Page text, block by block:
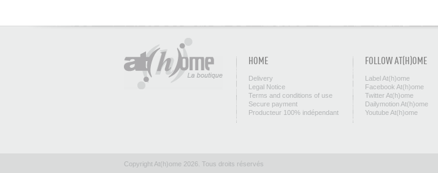
HOME
Delivery
Legal Notice
Terms and conditions of use
Secure payment
Producteur 100% indépendant
FOLLOW AT(H)OME
Label At(h)ome
Facebook At(h)ome
Twitter At(h)ome
Dailymotion At(h)ome
Youtube At(h)ome
Copyright At(h)ome 2026. Tous droits réservés